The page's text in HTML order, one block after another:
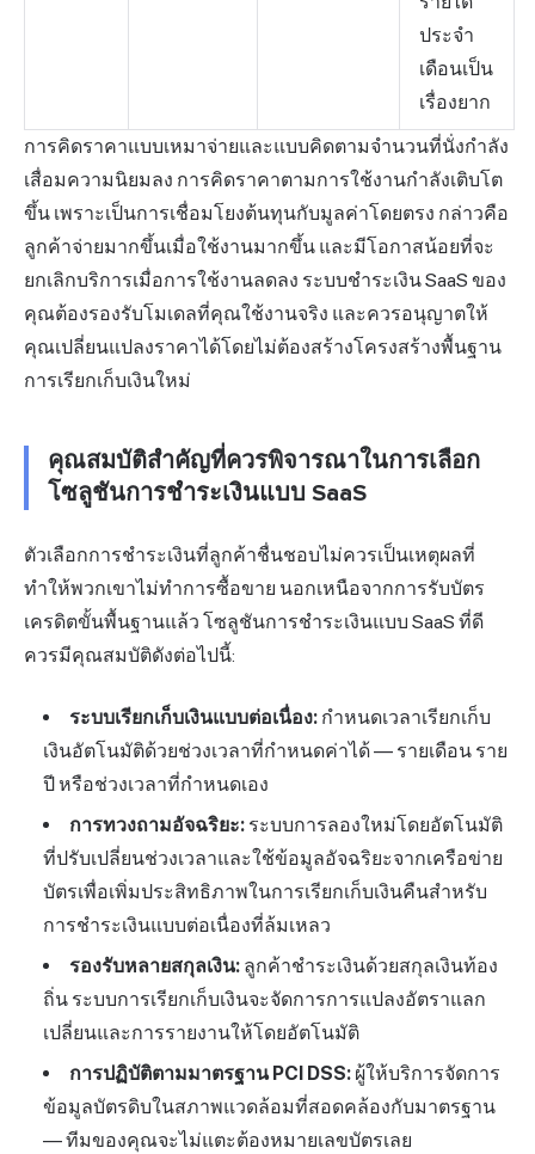
ประจำ
เดือนเป็น
เรื่องยาก
การคิดราคาแบบเหมาจ่ายและแบบคิดตามจำนวนที่นั่งกำลัง
เสื่อมความนิยมลง การคิดราคาตามการใช้งานกำลังเติบโต
ขึ้น เพราะเป็นการเชื่อมโยงต้นทุนกับมูลค่าโดยตรง กล่าวคือ
ลูกค้าจ่ายมากขึ้นเมื่อใช้งานมากขึ้น และมีโอกาสน้อยที่จะ
ยกเลิกบริการเมื่อการใช้งานลดลง ระบบชำระเงิน SaaS ของ
คุณต้องรองรับโมเดลที่คุณใช้งานจริง และควรอนุญาตให้
คุณเปลี่ยนแปลงราคาได้โดยไม่ต้องสร้างโครงสร้างพื้นฐาน
การเรียกเก็บเงินใหม่
คุณสมบัติสำคัญที่ควรพิจารณาในการเลือก
โซลูชันการชำระเงินแบบ SaaS
ตัวเลือกการชำระเงินที่ลูกค้าชื่นชอบไม่ควรเป็นเหตุผลที่
ทำให้พวกเขาไม่ทำการซื้อขาย นอกเหนือจากการรับบัตร
เครดิตขั้นพื้นฐานแล้ว โซลูชันการชำระเงินแบบ SaaS ที่ดี
ควรมีคุณสมบัติดังต่อไปนี้:
ระบบเรียกเก็บเงินแบบต่อเนื่อง: กำหนดเวลาเรียกเก็บ
เงินอัตโนมัติด้วยช่วงเวลาที่กำหนดค่าได้ — รายเดือน ราย
ปี หรือช่วงเวลาที่กำหนดเอง
การทวงถามอัจฉริยะ: ระบบการลองใหม่โดยอัตโนมัติ
ที่ปรับเปลี่ยนช่วงเวลาและใช้ข้อมูลอัจฉริยะจากเครือข่าย
บัตรเพื่อเพิ่มประสิทธิภาพในการเรียกเก็บเงินคืนสำหรับ
การชำระเงินแบบต่อเนื่องที่ล้มเหลว
รองรับหลายสกุลเงิน: ลูกค้าชำระเงินด้วยสกุลเงินท้อง
ถิ่น ระบบการเรียกเก็บเงินจะจัดการการแปลงอัตราแลก
เปลี่ยนและการรายงานให้โดยอัตโนมัติ
การปฏิบัติตามมาตรฐาน PCI DSS: ผู้ให้บริการจัดการ
ข้อมูลบัตรดิบในสภาพแวดล้อมที่สอดคล้องกับมาตรฐาน
— ทีมของคุณจะไม่แตะต้องหมายเลขบัตรเลย